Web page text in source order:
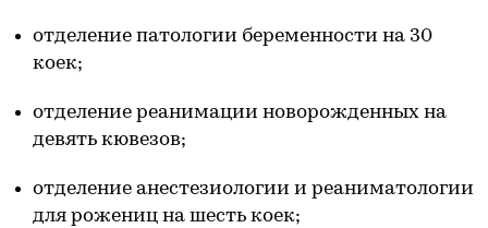
отделение патологии беременности на 30
коек;
отделение реанимации новорожденных на
девять кювезов;
отделение анестезиологии и реаниматологии
для рожениц на шесть коек;